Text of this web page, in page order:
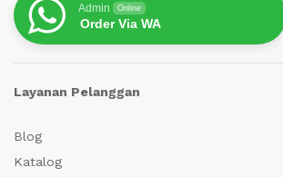
Admin Online
Order Via WA
Layanan Pelanggan
Blog
Katalog